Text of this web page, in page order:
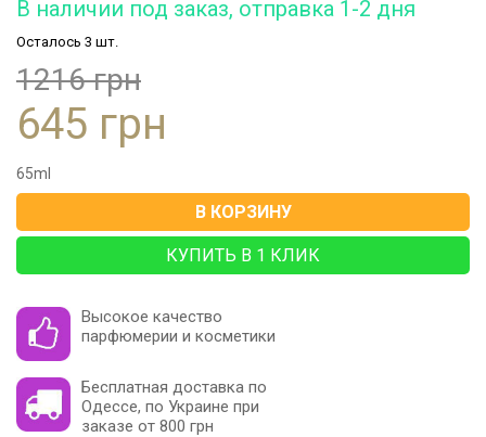
В наличии под заказ, отправка 1-2 дня
Осталось 3 шт.
1216 грн
645 грн
65ml
В КОРЗИНУ
КУПИТЬ В 1 КЛИК
Высокое качество
парфюмерии и косметики
Бесплатная доставка по
Одессе, по Украине при
заказе от 800 грн